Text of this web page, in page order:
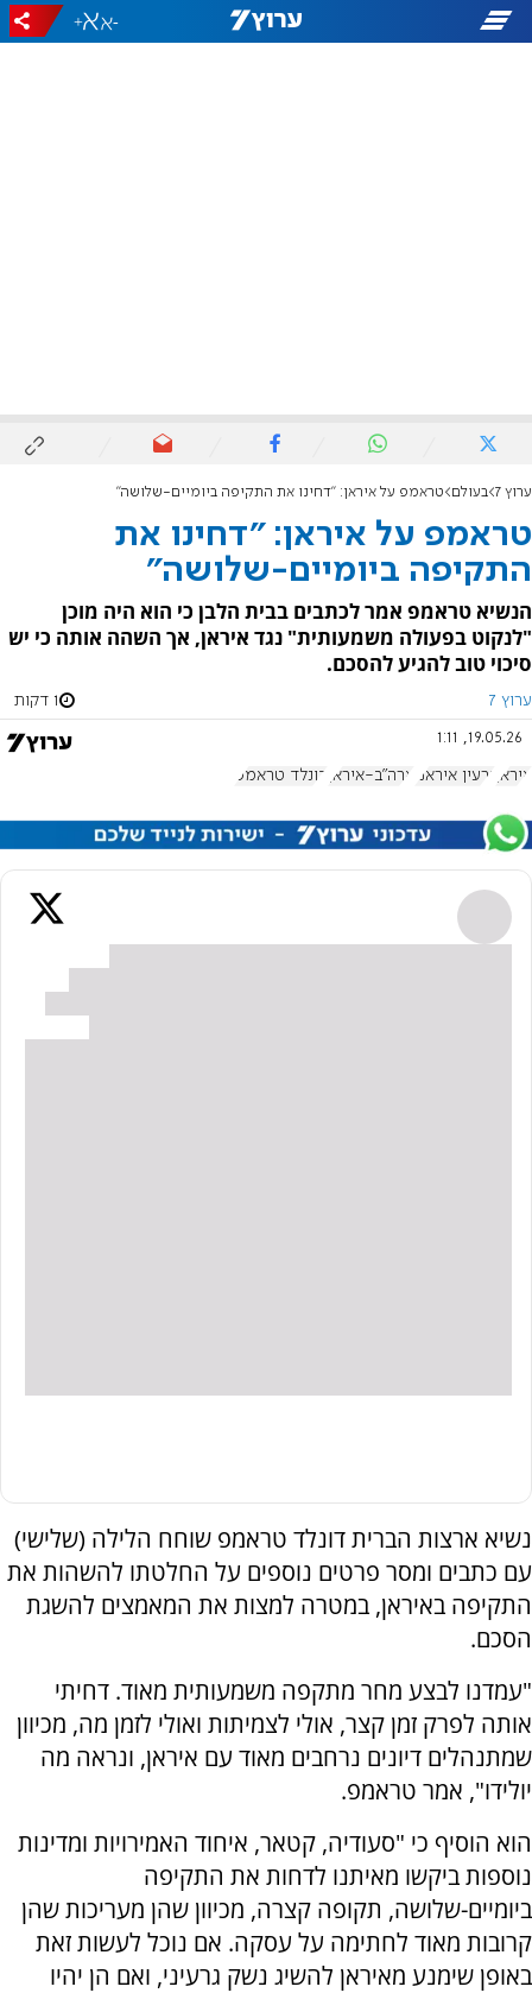
-
+
ערוץ 7 בעולם טראמפ על איראן: "דחינו את התקיפה ביומיים-שלושה"
טראמפ על איראן: "דחינו את
התקיפה ביומיים-שלושה"
הנשיא טראמפ אמר לכתבים בבית הלבן כי הוא היה מוכן
"לנקוט בפעולה משמעותית" נגד איראן, אך השהה אותה כי יש
סיכוי טוב להגיע להסכם.
ערוץ 7 1 דקות
19.05.26, 1:11
איראן גרעין איראני ארה"ב-איראן דונלד טראמפ
נשיא ארצות הברית דונלד טראמפ שוחח הלילה (שלישי)
עם כתבים ומסר פרטים נוספים על החלטתו להשהות את
התקיפה באיראן, במטרה למצות את המאמצים להשגת
הסכם.
"עמדנו לבצע מחר מתקפה משמעותית מאוד. דחיתי
אותה לפרק זמן קצר, אולי לצמיתות ואולי לזמן מה, מכיוון
שמתנהלים דיונים נרחבים מאוד עם איראן, ונראה מה
יולידו", אמר טראמפ.
הוא הוסיף כי "סעודיה, קטאר, איחוד האמירויות ומדינות
נוספות ביקשו מאיתנו לדחות את התקיפה
ביומיים-שלושה, תקופה קצרה, מכיוון שהן מעריכות שהן
קרובות מאוד לחתימה על עסקה. אם נוכל לעשות זאת
באופן שימנע מאיראן להשיג נשק גרעיני, ואם הן יהיו